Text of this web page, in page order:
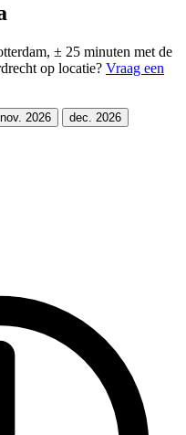
± 25 minuten met de
op locatie? Vraag een
nov. 2026 dec. 2026